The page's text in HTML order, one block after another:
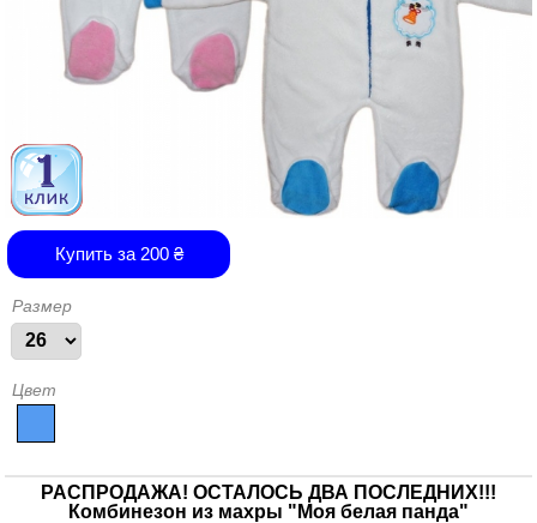
Купить за 200₴
Размер
Цвет
РАСПРОДАЖА! ОСТАЛОСЬ ДВА ПОСЛЕДНИХ!!!
Комбинезон из махры "Моя белая панда"